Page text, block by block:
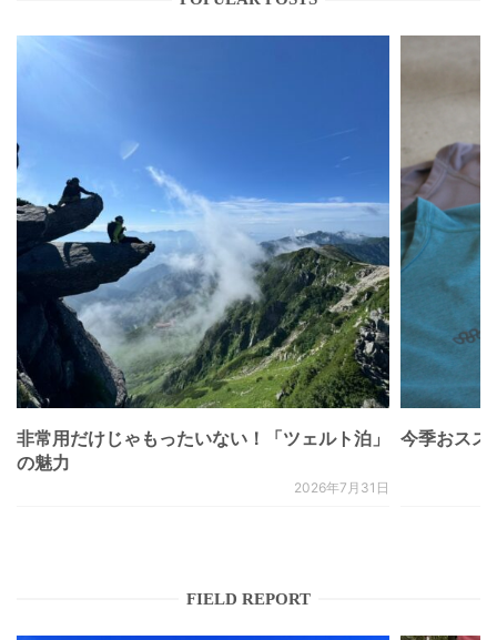
非常用だけじゃもったいない！「ツェルト泊」
の魅力
2026年7月31日
今季おスス
FIELD REPORT